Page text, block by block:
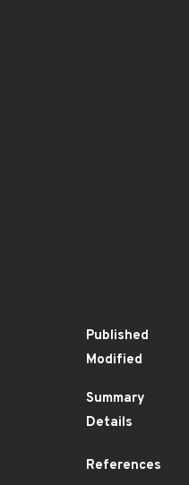
Published
Modified
Summary
Details
References